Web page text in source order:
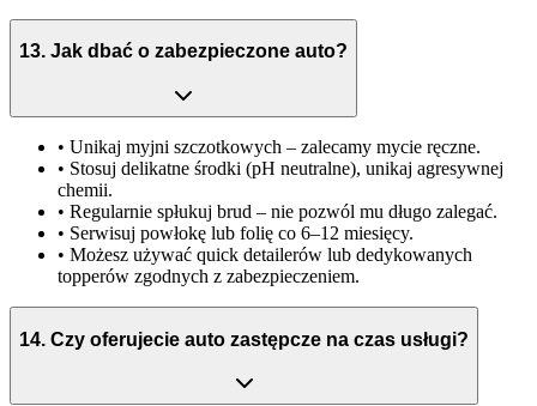
13. Jak dbać o zabezpieczone auto?
• Unikaj myjni szczotkowych – zalecamy mycie ręczne.
• Stosuj delikatne środki (pH neutralne), unikaj agresywnej
chemii.
• Regularnie spłukuj brud – nie pozwól mu długo zalegać.
• Serwisuj powłokę lub folię co 6–12 miesięcy.
• Możesz używać quick detailerów lub dedykowanych
topperów zgodnych z zabezpieczeniem.
14. Czy oferujecie auto zastępcze na czas usługi?